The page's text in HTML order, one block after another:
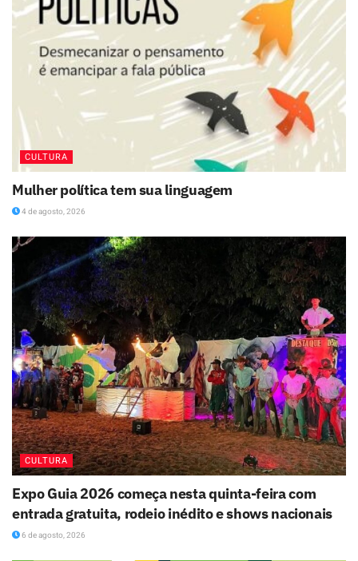
CULTURA
Mulher política tem sua linguagem
4 de agosto, 2026
CULTURA
Expo Guia 2026 começa nesta quinta-feira com
entrada gratuita, rodeio inédito e shows nacionais
6 de agosto, 2026